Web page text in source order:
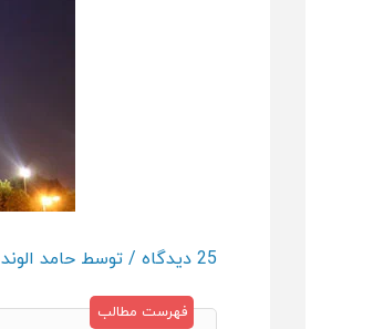
25 دیدگاه / توسطحامد الوند